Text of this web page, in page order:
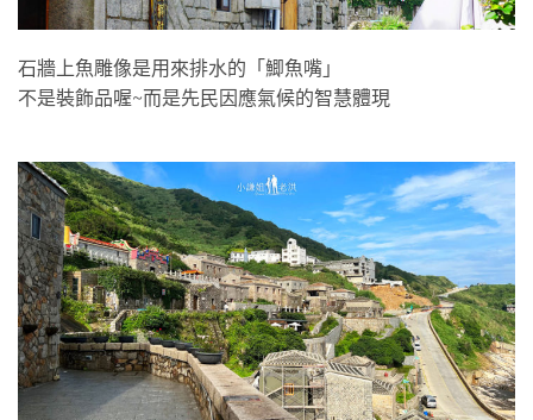
石牆上魚雕像是用來排水的「鯽魚嘴」
不是裝飾品喔~而是先民因應氣候的智慧體現